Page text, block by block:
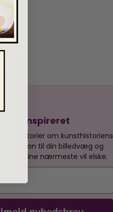
Bliv inspireret
historier om kunsthistoriens
inspiration til din billedvæg og
som dine nærmeste vil elske.